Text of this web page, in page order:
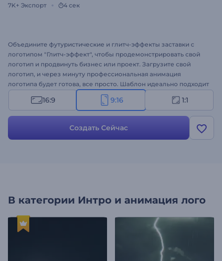
7K+ Экспорт 4 сек
Объедините футуристические и глитч-эффекты заставки с
логотипом "Глитч-эффект", чтобы продемонстрировать свой
логотип и продвинуть бизнес или проект. Загрузите свой
логотип, и через минуту профессиональная анимация
логотипа будет готова, все просто. Шаблон идеально подходит
для оформления высокотехнологичных промороликов, интро,
конечных заставок, презентаций компаний, интро для каналов
16:9 9:16 1:1
Создать Сейчас
В категории Интро и анимация лого